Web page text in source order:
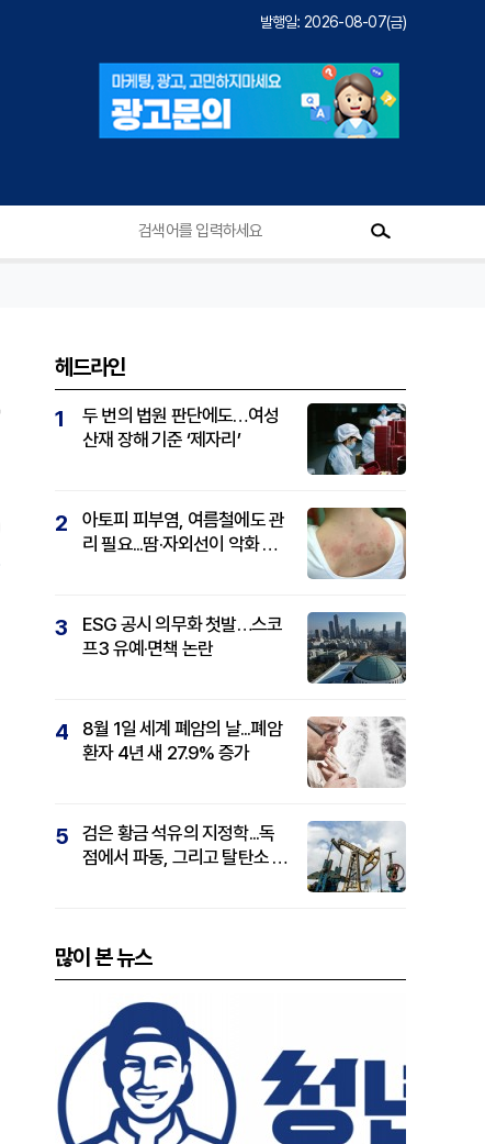
발행일: 2026-08-07(금)
헤드라인
1
두 번의 법원 판단에도…여성
산재 장해 기준 ‘제자리’
2
아토피 피부염, 여름철에도 관
리 필요...땀·자외선이 악화 요
3
ESG 공시 의무화 첫발…스코
프3 유예·면책 논란
4
8월 1일 세계 폐암의 날...폐암
환자 4년 새 27.9% 증가
5
검은 황금 석유의 지정학...독
점에서 파동, 그리고 탈탄소 패
많이 본 뉴스